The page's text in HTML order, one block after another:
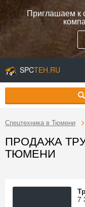
Приглашаем к
SPCTEH.RU
Спецтехника в Тюмени
ПРОДАЖА
ТЮМЕНИ
7